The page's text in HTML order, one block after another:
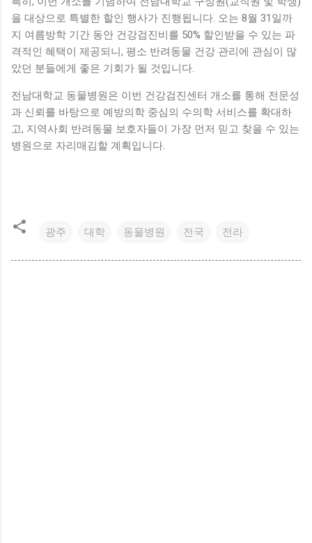
을 대상으로 특별한 할인 행사가 진행됩니다. 오는 8월 31일까
지 여름방학 기간 동안 건강검진비를 50% 할인받을 수 있는 파
격적인 혜택이 제공되니, 평소 반려동물 건강 관리에 관심이 많
았던 분들에게 좋은 기회가 될 것입니다.
전남대학교 동물병원은 이번 건강검진센터 개소를 통해 전문성
과 신뢰를 바탕으로 예방의학 중심의 수의학 서비스를 확대하
고, 지역사회 반려동물 보호자들이 가장 먼저 믿고 찾을 수 있는
병원으로 자리매김할 계획입니다.
광주 대학 동물병원 전국 전라